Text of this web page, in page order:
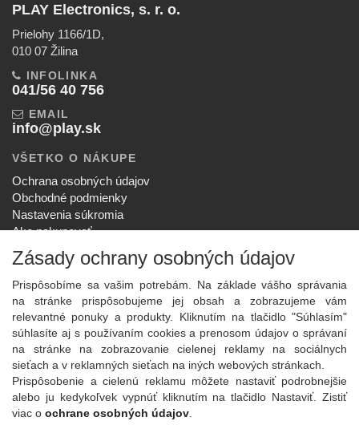
PLAY Electronics, s. r. o.
Prielohy 1166/1D,
010 07 Žilina
INFOLINKA
041/56 40 756
EMAIL
info@play.sk
VŠETKO O NÁKUPE
Ochrana osobných údajov
Obchodné podmienky
Nastavenia súkromia
Ako nakupovať
Reklamačný poriadok
SPOLOČNOSŤ
O nás
Kontakt
Služby
Aktuality
NOVINKY NA EMAIL
Prihlásiť
Viac informácií o tejto službe
Zásady ochrany osobných údajov
Prispôsobíme sa vašim potrebám. Na základe vášho správania
na stránke prispôsobujeme jej obsah a zobrazujeme vám
relevantné ponuky a produkty. Kliknutím na tlačidlo "Súhlasím"
súhlasíte aj s používaním cookies a prenosom údajov o správaní
na stránke na zobrazovanie cielenej reklamy na sociálnych
sieťach a v reklamných sieťach na iných webových stránkach.
Prispôsobenie a cielenú reklamu môžete nastaviť podrobnejšie
alebo ju kedykoľvek vypnúť kliknutím na tlačidlo Nastaviť. Zistiť
viac o ochrane osobných údajov